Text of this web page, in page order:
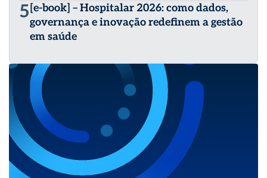
5 [e-book] – Hospitalar 2026: como dados,
governança e inovação redefinem a gestão
em saúde